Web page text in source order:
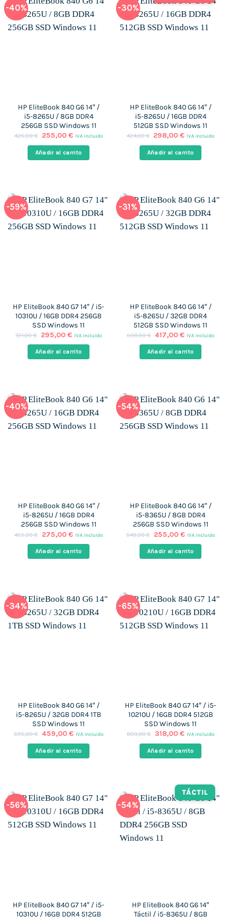
-40%
HP EliteBook 840 G6 14″ /
i5-8265U / 8GB DDR4
256GB SSD Windows 11
426,00€
El
original
era:
255,00 €El
actual
es:
IVA incluido
Añadir al carrito
-30%
HP EliteBook 840 G6 14″ /
i5-8265U / 16GB DDR4
512GB SSD Windows 11
424,00€ El
original
era:
298,00€El
actual
es:
IVA incluido
Añadir al carrito
-59%
HP EliteBook 840 G7 14″ / i5-
10310U / 16GB DDR4 256GB
SSD Windows 11
721,00€
El
original
era:
295,00 €El
actual
es:
IVA incluido
Añadir al carrito
-31%
HP EliteBook 840 G6 14″ /
i5-8265U / 32GB DDR4
512GB SSD Windows 11
608,00€ El
original
era:
417,00 €El
actual
es:
IVA incluido
Añadir al carrito
-40%
HP EliteBook 840 G6 14″ /
i5-8265U / 16GB DDR4
256GB SSD Windows 11
455,00€
El
original
era:
275,00 €El
actual
es:
IVA incluido
Añadir al carrito
-54%
HP EliteBook 840 G6 14″ /
i5-8365U / 8GB DDR4
256GB SSD Windows 11
549,00€
El
original
era:
255,00 €El
actual
es:
IVA incluido
Añadir al carrito
-34%
HP EliteBook 840 G6 14″ /
i5-8265U / 32GB DDR4 1TB
SSD Windows 11
695,00€ El
original
era:
459,00 €El
actual
es:
IVA incluido
Añadir al carrito
-65%
HP EliteBook 840 G7 14″ / i5-
10210U / 16GB DDR4 512GB
SSD Windows 11
899,00€ El
original
era:
318,00 €El
actual
es:
IVA incluido
Añadir al carrito
-56%
HP EliteBook 840 G7 14″ / i5-
10310U / 16GB DDR4 512GB
-54%
TÁCTIL
HP EliteBook 840 G6 14″
Táctil / i5-8365U / 8GB